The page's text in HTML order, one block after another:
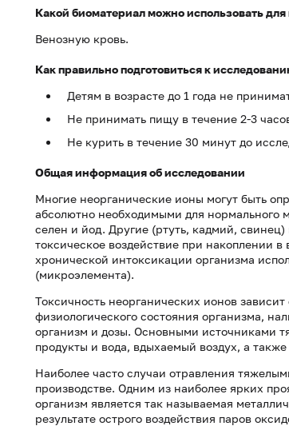
Какой биоматериал можно использовать
Венозную кровь.
Как правильно подготовиться к
Детям в возрасте до 1 года не
Не принимать пищу в течение 2-3
Не курить в течение 30 минут до
Общая информация об исследовании
Многие неорганические ионы могут быть
абсолютно необходимыми для нормального
селен и йод. Другие (ртуть, кадмий,
токсическое воздействие при накоплении
хронической интоксикации организма
(микроэлемента).
Токсичность неорганических ионов
физиологического состояния организма,
организм и дозы. Основными источниками
продукты и вода, вдыхаемый воздух, а
Наиболее часто случаи отравления
производстве. Одним из наиболее ярких
организм является так называемая
результате острого воздействия паров